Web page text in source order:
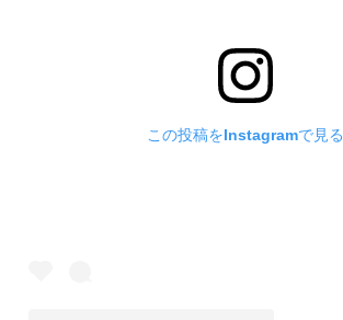
この投稿をInstagramで見る